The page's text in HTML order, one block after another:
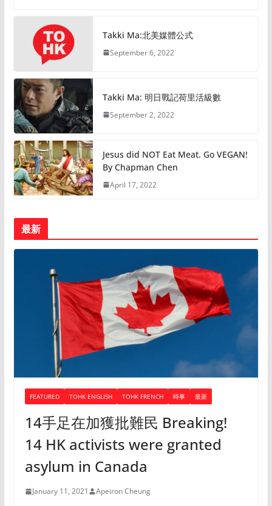
Takki Ma:北美媒體公式
September 6, 2022
Takki Ma: 明日戰記荷里活級數
September 2, 2022
Jesus did NOT Eat Meat. Go VEGAN!
By Chapman Chen
April 17, 2022
最新
FEATURED TOHK ENGLISH TOHK FRENCH 時事 最新
14手足在加獲批難民 Breaking!
14 HK activists were granted
asylum in Canada
January 11, 2021 Apeiron Cheung